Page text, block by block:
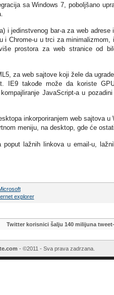
sa Windows 7, poboljšano
i jedinstvenog bar-a za web adrese
i Chrome-u u trci za minimalizmom,
prostora za web stranice od
za web sajtove koji žele da
IE9 takođe može da koriste
JavaScript-a u
inkorporiranjem web sajtova u
meniju, na desktop, gde će
poput lažnih linkova u email-u,
explorer
Twitter korisnici šalju 140 milijuna
- ©2011 - Sva prava zadrzana.